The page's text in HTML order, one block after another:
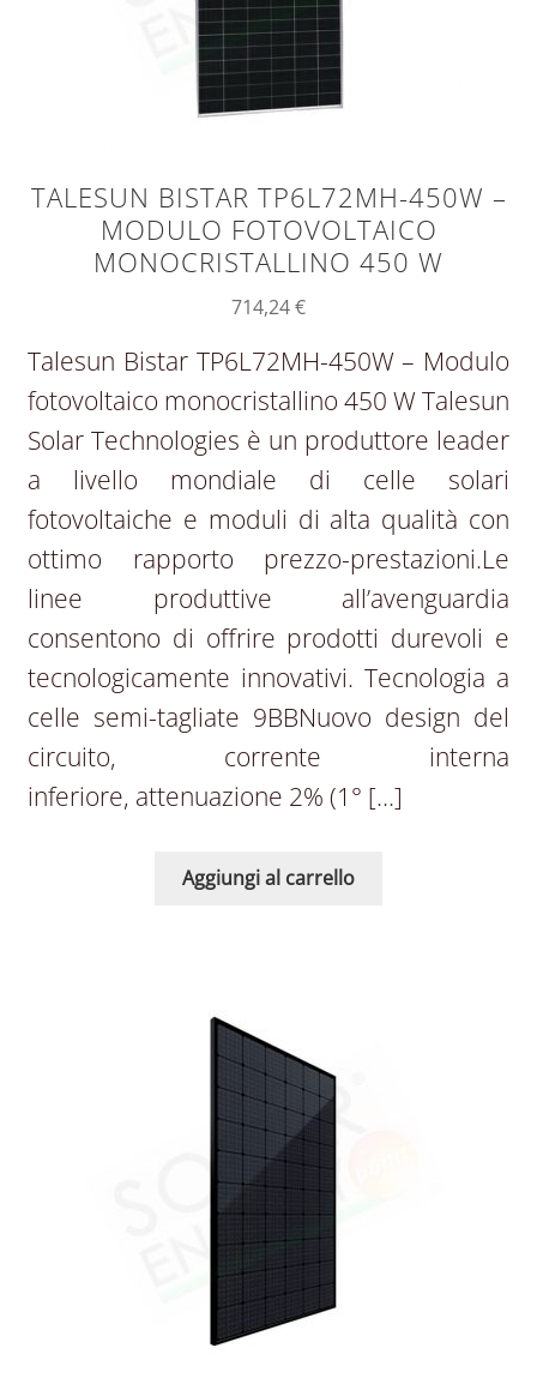
TALESUN BISTAR TP6L72MH-450W –
MODULO FOTOVOLTAICO
MONOCRISTALLINO 450 W
714,24€
Talesun Bistar TP6L72MH-450W – Modulo
fotovoltaico monocristallino 450 W Talesun
Solar Technologies è un produttore leader
a livello mondiale di celle solari
fotovoltaiche e moduli di alta qualità con
ottimo rapporto prezzo-prestazioni.Le
linee produttive all’avenguardia
consentono di offrire prodotti durevoli e
tecnologicamente innovativi. Tecnologia a
celle semi-tagliate 9BBNuovo design del
circuito, corrente interna
inferiore, attenuazione 2% (1° […]
Aggiungi al carrello